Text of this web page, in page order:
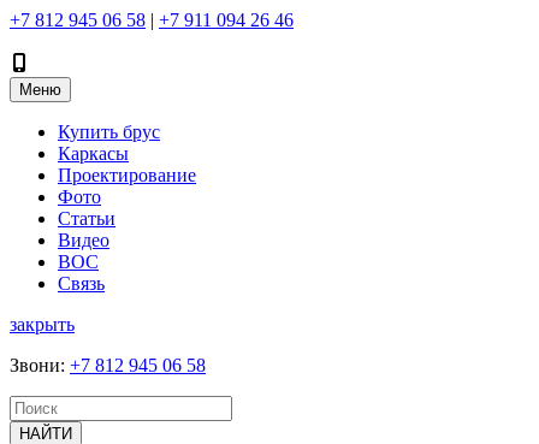
+7 812 945 06 58 | +7 911 094 26 46
Меню
Купить брус
Каркасы
Проектирование
Фото
Статьи
Видео
ВОС
Связь
закрыть
Звони: +7 812 945 06 58
НАЙТИ